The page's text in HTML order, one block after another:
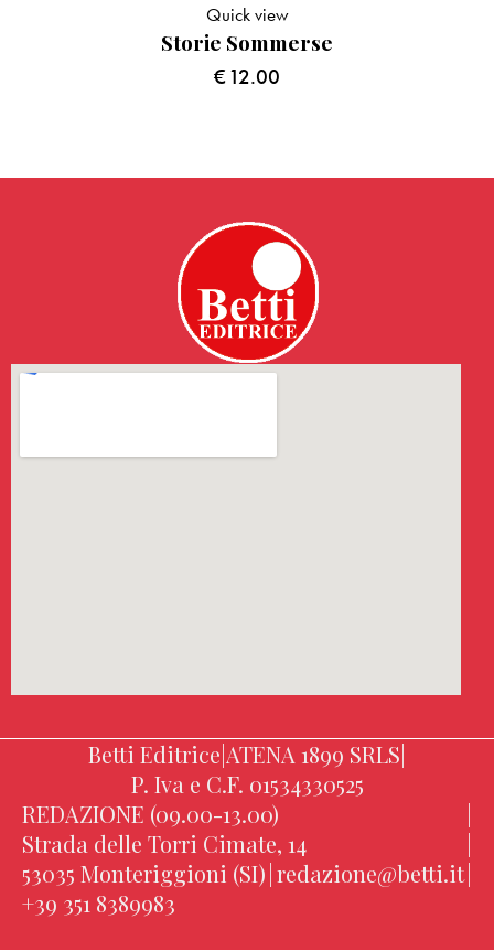
Storie Sommerse
€12.00
Quick view
Betti Editrice|ATENA 1899 SRLS|
P. Iva e C.F. 01534330525
REDAZIONE (09.00-13.00)
|
Strada delle Torri Cimate, 14
|
53035 Monteriggioni (SI)|redazione@betti.it|
+39 351 8389983